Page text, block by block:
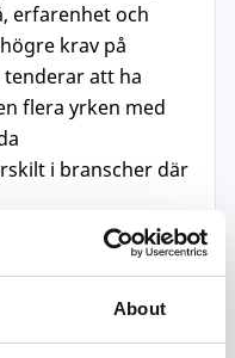
About
erfarenhet och
krav på
att ha
flera yrken med
i branscher där
men erbjuder